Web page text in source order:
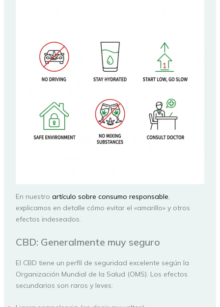
En nuestro artículo sobre consumo responsable,
explicamos en detalle cómo evitar el «amarillo» y otros
efectos indeseados.
CBD: Generalmente muy seguro
El CBD tiene un perfil de seguridad excelente según la
Organización Mundial de la Salud (OMS). Los efectos
secundarios son raros y leves: